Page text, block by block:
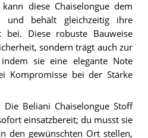
diese Chaiselongue dem
und behält gleichzeitig ihre
bei. Diese robuste Bauweise
sondern trägt auch zur
sie eine elegante Note
Kompromisse bei der Stärke
Die Beliani Chaiselongue Stoff
einsatzbereit; du musst sie
den gewünschten Ort stellen,